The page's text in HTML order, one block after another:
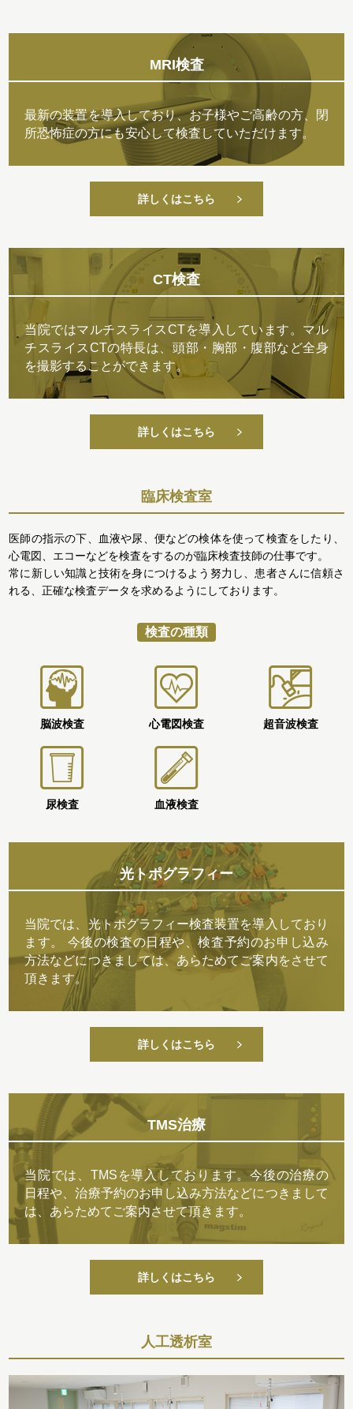
MRI検査
最新の装置を導入しており、お子様やご高齢の方、閉
所恐怖症の方にも安心して検査していただけます。
詳しくはこちら
CT検査
当院ではマルチスライスCTを導入しています。マル
チスライスCTの特長は、頭部・胸部・腹部など全身
を撮影することができます。
詳しくはこちら
臨床検査室
医師の指示の下、血液や尿、便などの検体を使って検査をしたり、
心電図、エコーなどを検査をするのが臨床検査技師の仕事です。
常に新しい知識と技術を身につけるよう努力し、患者さんに信頼さ
れる、正確な検査データを求めるようにしております。
検査の種類
脳波検査 心電図検査 超音波検査
尿検査 血液検査
光トポグラフィー
当院では、光トポグラフィー検査装置を導入しており
ます。 今後の検査の日程や、検査予約のお申し込み
方法などにつきましては、あらためてご案内をさせて
頂きます。
詳しくはこちら
TMS治療
当院では、TMSを導入しております。今後の治療の
日程や、治療予約のお申し込み方法などにつきまして
は、あらためてご案内させて頂きます。
詳しくはこちら
人工透析室